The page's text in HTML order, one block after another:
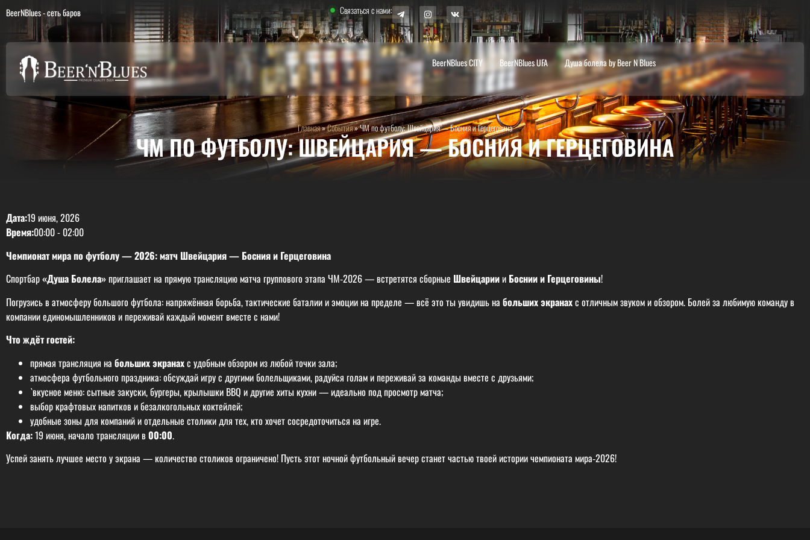
BeerNBlues - сеть баров Связаться с нами:
BeerNBlues CITY BeerNBlues UFA Душа болела by Beer N Blues
Главная»События»ЧМ по футболу: Швейцария — Босния и Герцеговина
ЧМ ПО ФУТБОЛУ: ШВЕЙЦАРИЯ — БОСНИЯ И ГЕРЦЕГОВИНА
Дата:19 июня, 2026
Время:00:00- 02:00
Чемпионат мира по футболу — 2026: матч Швейцария — Босния и Герцеговина
Спортбар«Душа Болела»приглашает на прямую трансляцию матча группового этапа ЧМ‑2026 — встретятся сборные Швейцариии Боснии и Герцеговины!
Погрузись в атмосферу большого футбола: напряжённая борьба, тактические баталии и эмоции на пределе — всё это ты увидишь на больших экранахс отличным звуком и обзором. Болей за любимую команду в
компании единомышленников и переживай каждый момент вместе с нами!
Что ждёт гостей:
прямая трансляция на больших экранахс удобным обзором из любой точки зала;
атмосфера футбольного праздника: обсуждай игру с другими болельщиками, радуйся голам и переживай за команды вместе с друзьями;
`вкусное меню: сытные закуски, бургеры, крылышки BBQ и другие хиты кухни — идеально под просмотр матча;
выбор крафтовых напитков и безалкогольных коктейлей;
удобные зоны для компаний и отдельные столики для тех, кто хочет сосредоточиться на игре.
Когда:19 июня, начало трансляции в00:00.
Успей занять лучшее место у экрана — количество столиков ограничено! Пусть этот ночной футбольный вечер станет частью твоей истории чемпионата мира‑2026!